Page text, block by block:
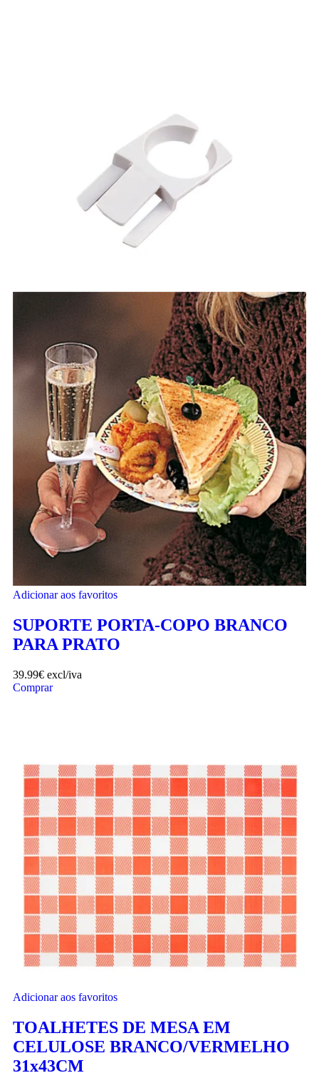
Adicionar aos favoritos
SUPORTE PORTA-COPO BRANCO
PARA PRATO
39.99€ excl/iva
Comprar
Adicionar aos favoritos
TOALHETES DE MESA EM
CELULOSE BRANCO/VERMELHO
31x43CM